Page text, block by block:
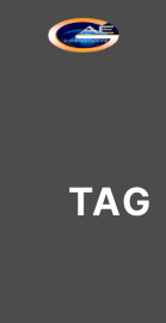
TAG